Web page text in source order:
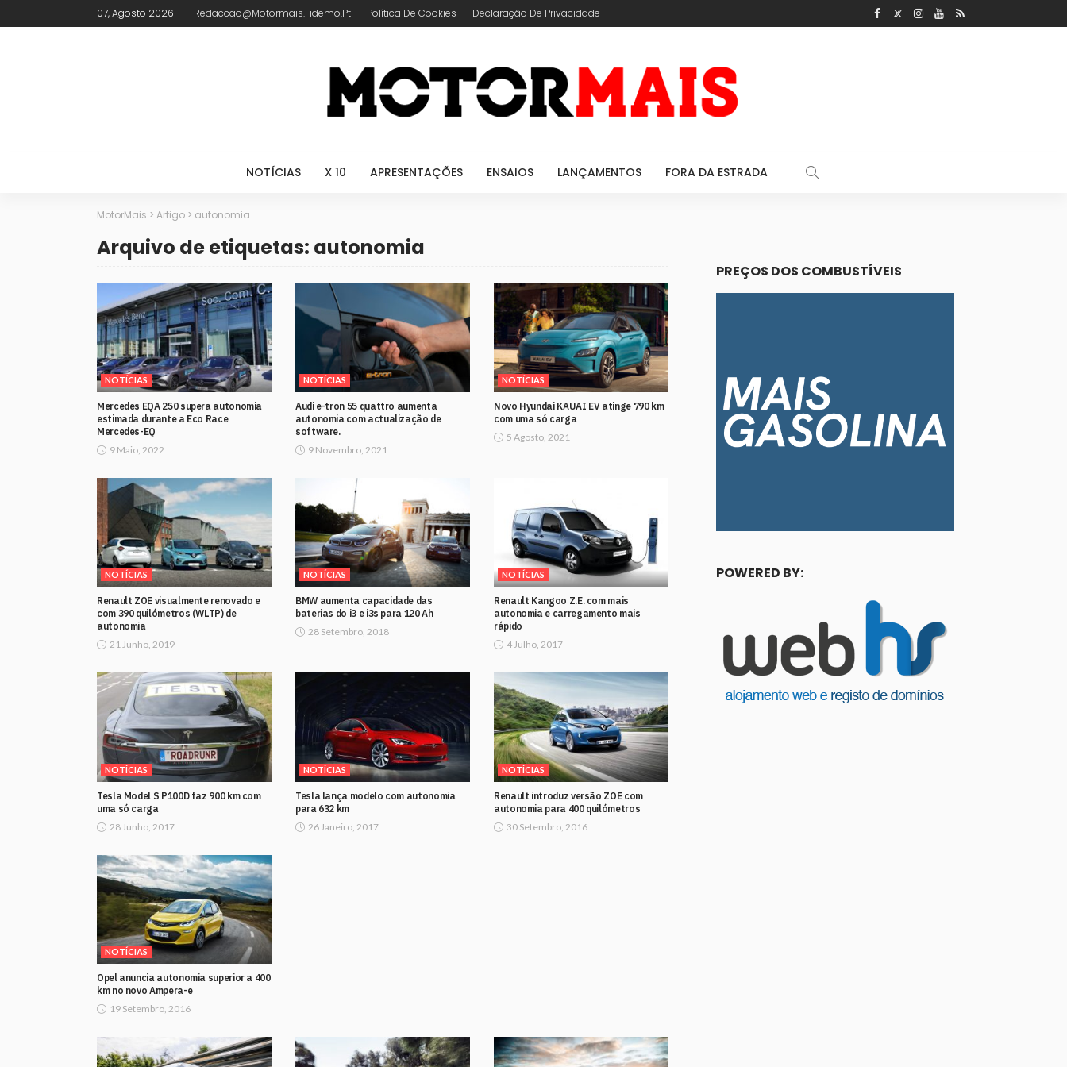
07, Agosto 2026 Redaccao@motormais.fidemo.pt Política De Cookies Declaração De Privacidade
NOTÍCIAS X 10 APRESENTAÇÕES ENSAIOS LANÇAMENTOS FORA DA ESTRADA
MotorMais > Artigo > autonomia
Arquivo de etiquetas: autonomia
NOTÍCIAS
Mercedes EQA 250 supera autonomia
estimada durante a Eco Race
Mercedes-EQ
9 Maio, 2022
NOTÍCIAS
Audi e-tron 55 quattro aumenta
autonomia com actualização de
software.
9 Novembro, 2021
NOTÍCIAS
Novo Hyundai KAUAI EV atinge 790 km
com uma só carga
5 Agosto, 2021
NOTÍCIAS
Renault ZOE visualmente renovado e
com 390 quilómetros (WLTP) de
autonomia
21 Junho, 2019
NOTÍCIAS
BMW aumenta capacidade das
baterias do i3 e i3s para 120 Ah
28 Setembro, 2018
NOTÍCIAS
Renault Kangoo Z.E. com mais
autonomia e carregamento mais
rápido
4 Julho, 2017
NOTÍCIAS
Tesla Model S P100D faz 900 km com
uma só carga
28 Junho, 2017
NOTÍCIAS
Tesla lança modelo com autonomia
para 632 km
26 Janeiro, 2017
NOTÍCIAS
Renault introduz versão ZOE com
autonomia para 400 quilómetros
30 Setembro, 2016
NOTÍCIAS
Opel anuncia autonomia superior a 400
km no novo Ampera-e
19 Setembro, 2016
PREÇOS DOS COMBUSTÍVEIS
POWERED BY: